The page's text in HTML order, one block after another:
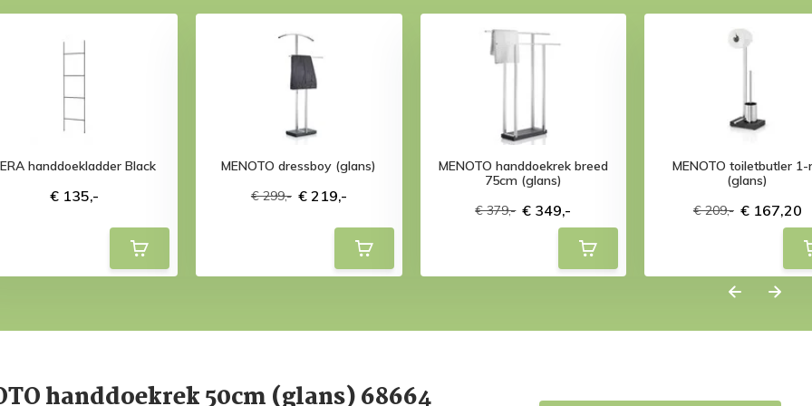
handdoekladder Black
€ 135,-
MENOTO dressboy (glans)
€ 299,- € 219,-
MENOTO handdoekrek breed
75cm (glans)
€ 379,- € 349,-
MENOTO toiletbutler 1-
(glans)
€ 209,- € 167,20
handdoekrek 50cm (glans) 68664